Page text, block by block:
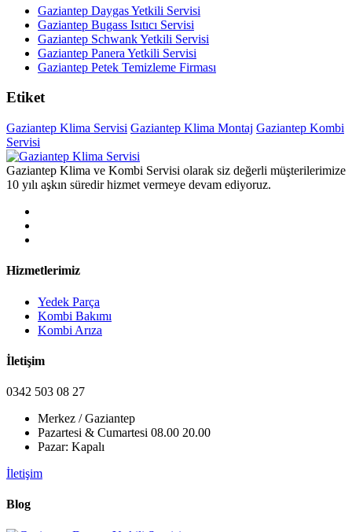
Gaziantep Daygas Yetkili Servisi
Gaziantep Bugass Isıtıcı Servisi
Gaziantep Schwank Yetkili Servisi
Gaziantep Panera Yetkili Servisi
Gaziantep Petek Temizleme Firması
Etiket
Gaziantep Klima Servisi Gaziantep Klima Montaj Gaziantep Kombi
Servisi
Gaziantep Klima ve Kombi Servisi olarak siz değerli müşterilerimize
10 yılı aşkın süredir hizmet vermeye devam ediyoruz.
Hizmetlerimiz
Yedek Parça
Kombi Bakımı
Kombi Arıza
İletişim
0342 503 08 27
Merkez / Gaziantep
Pazartesi & Cumartesi 08.00 20.00
Pazar: Kapalı
İletişim
Blog